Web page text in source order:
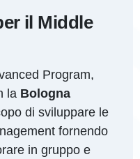
il Middle
Program,
la Bologna
di sviluppare le
fornendo
in gruppo e